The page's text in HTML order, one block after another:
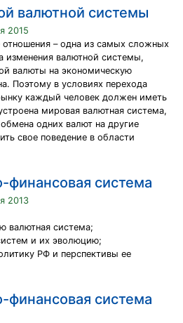
валютной системы
2015
– одна из самых сложных
валютной системы,
валюты на экономическую
Поэтому в условиях перехода
каждый человек должен иметь
мировая валютная система,
одних валют на другие
свое поведение в области
система
2013
валютная система;
и их эволюцию;
РФ и перспективы ее
система